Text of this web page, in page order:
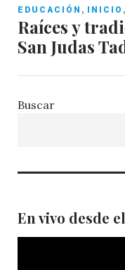
EDUCACIÓN , INICIO ,
Raíces y
San Judas
Buscar
En vivo desde